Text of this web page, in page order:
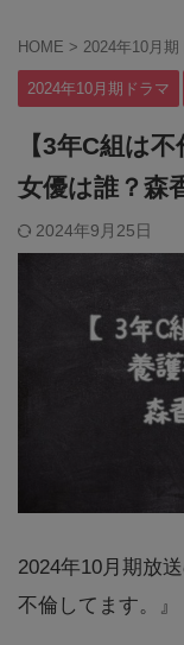
HOME > 2024年10月期
2024年10月期ドラマ
【3年C組は
女優は誰？森
2024年9月25日
2024年10月期放
不倫してます。』